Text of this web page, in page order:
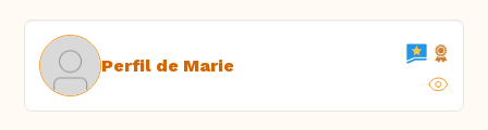
Perfil de Marie